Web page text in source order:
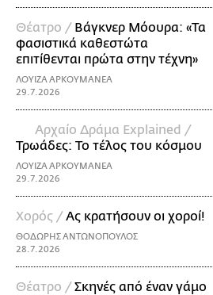
Θέατρο / Βάγκνερ Μόουρα: «Τα
φασιστικά καθεστώτα
επιτίθενται πρώτα στην τέχνη»
ΛΟΥΙΖΑ ΑΡΚΟΥΜΑΝΕΑ
29.7.2026
Αρχαίο Δράμα Explained /
Τρωάδες: Το τέλος του κόσμου
ΛΟΥΙΖΑ ΑΡΚΟΥΜΑΝΕΑ
29.7.2026
Χορός /Ας κρατήσουν οι χοροί!
ΘΟΔΩΡΗΣ ΑΝΤΩΝΟΠΟΥΛΟΣ
28.7.2026
Θέατρο /Σκηνές από έναν γάμο